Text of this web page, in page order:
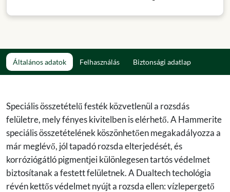
Általános adatok Felhasználás Biztonsági adatlap
Speciális összetételű festék közvetlenül a rozsdás
felületre, mely fényes kivitelben is elérhető. A Hammerite
speciális összetételének köszönhetően megakadályozza a
már meglévő, jól tapadó rozsda elterjedését, és
korróziógátló pigmentjei különlegesen tartós védelmet
biztosítanak a festett felületnek. A Dualtech techológia
révén kettős védelmet nyújt a rozsda ellen: vízlepergető